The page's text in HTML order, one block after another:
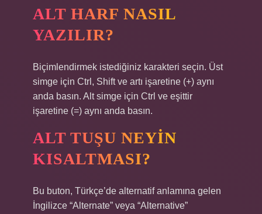
ALT HARF NASIL
YAZILIR?
Biçimlendirmek istediğiniz karakteri seçin. Üst
simge için Ctrl, Shift ve artı işaretine (+) aynı
anda basın. Alt simge için Ctrl ve eşittir
işaretine (=) aynı anda basın.
ALT TUŞU NEYIN
KISALTMASI?
Bu buton, Türkçe’de alternatif anlamına gelen
İngilizce “Alternate” veya “Alternative”